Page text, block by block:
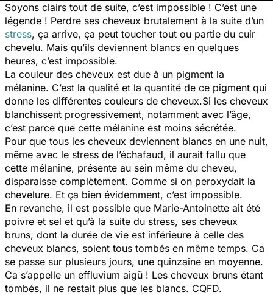
Soyons clairs tout de suite, c’est impossible ! C’est une
légende ! Perdre ses cheveux brutalement à la suite d’un
stress, ça arrive, ça peut toucher tout ou partie du cuir
chevelu. Mais qu’ils deviennent blancs en quelques
heures, c’est impossible.
La couleur des cheveux est due à un pigment la
mélanine. C’est la qualité et la quantité de ce pigment qui
donne les différentes couleurs de cheveux.Si les cheveux
blanchissent progressivement, notamment avec l’âge,
c’est parce que cette mélanine est moins sécrétée.
Pour que tous les cheveux deviennent blancs en une nuit,
même avec le stress de l’échafaud, il aurait fallu que
cette mélanine, présente au sein même du cheveu,
disparaisse complètement. Comme si on peroxydait la
chevelure. Et ça bien évidemment, c’est impossible.
En revanche, il est possible que Marie-Antoinette ait été
poivre et sel et qu’à la suite du stress, ses cheveux
bruns, dont la durée de vie est inférieure à celle des
cheveux blancs, soient tous tombés en même temps. Ca
se passe sur plusieurs jours, une quinzaine en moyenne.
Ca s’appelle un effluvium aigü ! Les cheveux bruns étant
tombés, il ne restait plus que les blancs. CQFD.